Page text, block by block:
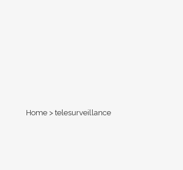
Home > telesurveillance